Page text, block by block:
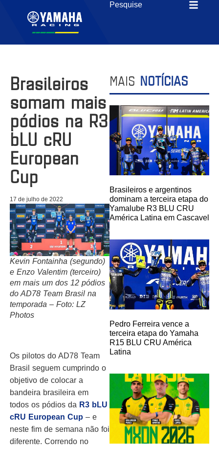
Brasileiros
somam mais
pódios na R3
bLU cRU
European
Cup
17 de julho de 2022
Kevin Fontainha (segundo)
e Enzo Valentim (terceiro)
em mais um dos 12 pódios
do AD78 Team Brasil na
temporada – Foto: LZ
Photos
Os pilotos do AD78 Team
Brasil seguem cumprindo o
objetivo de colocar a
bandeira brasileira em
todos os pódios da R3 bLU
cRU European Cup – e
neste fim de semana não foi
diferente. Correndo no
MAIS NOTÍCIAS
Brasileiros e argentinos
dominam a terceira etapa do
Yamalube R3 BLU CRU
América Latina em Cascavel
Pedro Ferreira vence a
terceira etapa do Yamaha
R15 BLU CRU América
Latina